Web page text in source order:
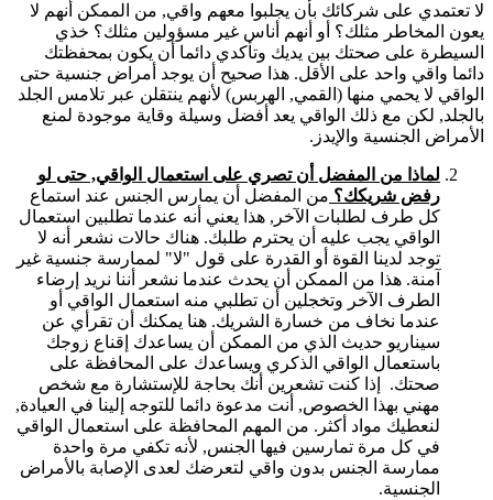
لا تعتمدي على شركائك بأن يجلبوا معهم واقي, من الممكن أنهم لا
يعون المخاطر مثلك؟ أو أنهم أناس غير مسؤولين مثلك؟ خذي
السيطرة على صحتك بين يديك وتأكدي دائما أن يكون بمحفظتك
دائما واقي واحد على الأقل. هذا صحيح أن يوجد أمراض جنسية حتى
الواقي لا يحمي منها (القمي, الهربس) لأنهم ينتقلن عبر تلامس الجلد
بالجلد, لكن مع ذلك الواقي يعد أفضل وسيلة وقاية موجودة لمنع
الأمراض الجنسية والإيدز.
لماذا من المفضل أن تصري على استعمال الواقي, حتى لو
رفض شريكك؟ من المفضل أن يمارس الجنس عند استماع
كل طرف لطلبات الآخر, هذا يعني أنه عندما تطلبين استعمال
الواقي يجب عليه أن يحترم طلبك. هناك حالات نشعر أنه لا
توجد لدينا القوة أو القدرة على قول "لا" لممارسة جنسية غير
آمنة. هذا من الممكن أن يحدث عندما نشعر أننا نريد إرضاء
الطرف الآخر وتخجلين أن تطلبي منه استعمال الواقي أو
عندما نخاف من خسارة الشريك. هنا يمكنك أن تقرأي عن
سيناريو حديث الذي من الممكن أن يساعدك إقناع زوجك
باستعمال الواقي الذكري ويساعدك على المحافظة على
صحتك. إذا كنت تشعرين أنك بحاجة للإستشارة مع شخص
مهني بهذا الخصوص, أنت مدعوة دائما للتوجه إلينا في العيادة,
لنعطيك مواد أكثر. من المهم المحافظة على استعمال الواقي
في كل مرة تمارسين فيها الجنس, لأنه تكفي مرة واحدة
ممارسة الجنس بدون واقي لتعرضك لعدى الإصابة بالأمراض
الجنسية.